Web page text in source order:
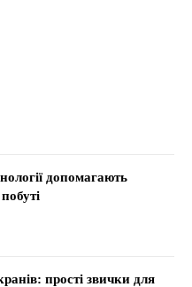
допомагають
прості звички для